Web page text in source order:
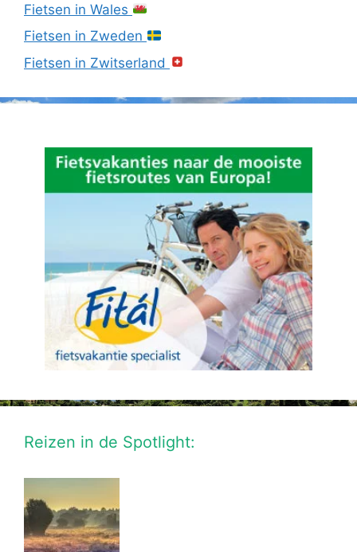
Fietsen in Wales
Fietsen in Zweden
Fietsen in Zwitserland
Reizen in de Spotlight: